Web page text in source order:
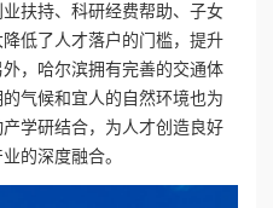
扶持、科研经费帮助、子女
低了人才落户的门槛，提升
，哈尔滨拥有完善的交通体
气候和宜人的自然环境也为
学研结合，为人才创造良好
的深度融合。